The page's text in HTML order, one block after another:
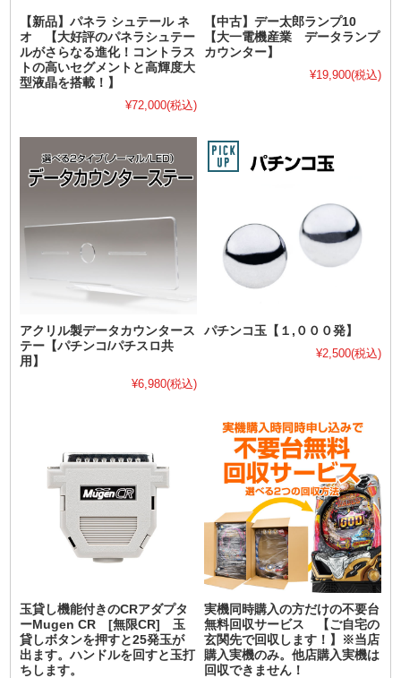
【新品】パネラ シュテール ネ
オ 【大好評のパネラシュテー
ルがさらなる進化！コントラス
トの高いセグメントと高輝度大
型液晶を搭載！】
¥72,000(税込)
【中古】デー太郎ランプ10
【大一電機産業 データランプ
カウンター】
¥19,900(税込)
アクリル製データカウンタース
テー【パチンコ/パチスロ共
用】
¥6,980(税込)
パチンコ玉【１,０００発】
¥2,500(税込)
玉貸し機能付きのCRアダプタ
ーMugen CR [無限CR] 玉
貸しボタンを押すと25発玉が
出ます。ハンドルを回すと玉打
ちします。
実機同時購入の方だけの不要台
無料回収サービス 【ご自宅の
玄関先で回収します！】※当店
購入実機のみ。他店購入実機は
回収できません！